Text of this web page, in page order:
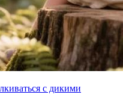
с дикими